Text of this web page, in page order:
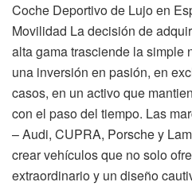
Coche Deportivo de Lujo en
Movilidad La decisión de
alta gama trasciende la simple
una inversión en pasión, en
casos, en un activo que
con el paso del tiempo. Las
– Audi, CUPRA, Porsche y
crear vehículos que no solo
extraordinario y un diseño